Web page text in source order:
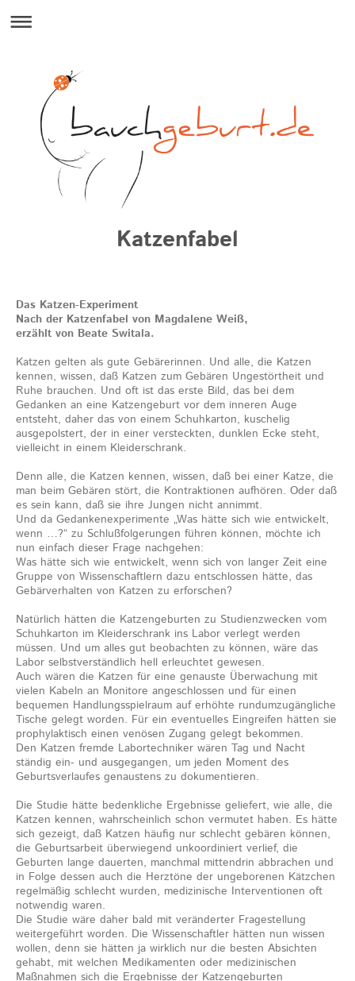
Katzenfabel
Das Katzen-Experiment
Nach der Katzenfabel von Magdalene Weiß,
erzählt von Beate Switala.
Katzen gelten als gute Gebärerinnen. Und alle, die Katzen
kennen, wissen, daß Katzen zum Gebären Ungestörtheit und
Ruhe brauchen. Und oft ist das erste Bild, das bei dem
Gedanken an eine Katzengeburt vor dem inneren Auge
entsteht, daher das von einem Schuhkarton, kuschelig
ausgepolstert, der in einer versteckten, dunklen Ecke steht,
vielleicht in einem Kleiderschrank.
Denn alle, die Katzen kennen, wissen, daß bei einer Katze, die
man beim Gebären stört, die Kontraktionen aufhören. Oder daß
es sein kann, daß sie ihre Jungen nicht annimmt.
Und da Gedankenexperimente „Was hätte sich wie entwickelt,
wenn …?“ zu Schlußfolgerungen führen können, möchte ich
nun einfach dieser Frage nachgehen:
Was hätte sich wie entwickelt, wenn sich von langer Zeit eine
Gruppe von Wissenschaftlern dazu entschlossen hätte, das
Gebärverhalten von Katzen zu erforschen?
Natürlich hätten die Katzengeburten zu Studienzwecken vom
Schuhkarton im Kleiderschrank ins Labor verlegt werden
müssen. Und um alles gut beobachten zu können, wäre das
Labor selbstverständlich hell erleuchtet gewesen.
Auch wären die Katzen für eine genauste Überwachung mit
vielen Kabeln an Monitore angeschlossen und für einen
bequemen Handlungsspielraum auf erhöhte rundumzugängliche
Tische gelegt worden. Für ein eventuelles Eingreifen hätten sie
prophylaktisch einen venösen Zugang gelegt bekommen.
Den Katzen fremde Labortechniker wären Tag und Nacht
ständig ein- und ausgegangen, um jeden Moment des
Geburtsverlaufes genaustens zu dokumentieren.
Die Studie hätte bedenkliche Ergebnisse geliefert, wie alle, die
Katzen kennen, wahrscheinlich schon vermutet haben. Es hätte
sich gezeigt, daß Katzen häufig nur schlecht gebären können,
die Geburtsarbeit überwiegend unkoordiniert verlief, die
Geburten lange dauerten, manchmal mittendrin abbrachen und
in Folge dessen auch die Herztöne der ungeborenen Kätzchen
regelmäßig schlecht wurden, medizinische Interventionen oft
notwendig waren.
Die Studie wäre daher bald mit veränderter Fragestellung
weitergeführt worden. Die Wissenschaftler hätten nun wissen
wollen, denn sie hätten ja wirklich nur die besten Absichten
gehabt, mit welchen Medikamenten oder medizinischen
Maßnahmen sich die Ergebnisse der Katzengeburten